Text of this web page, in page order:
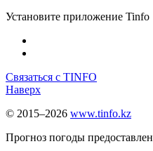
Установите приложение Tinfo
Связаться с TINFO
Наверх
© 2015–2026 www.tinfo.kz
Прогноз погоды предоставлен